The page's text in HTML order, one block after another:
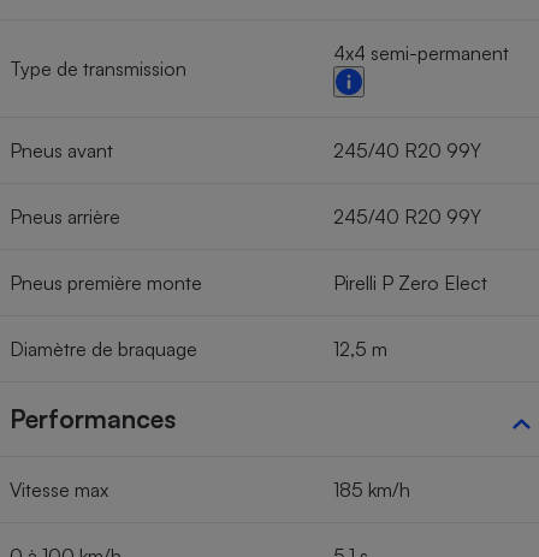
Type de transmission
4x4 semi-permanent
Pneus avant 245/40 R20 99Y
Pneus arrière 245/40 R20 99Y
Pneus première monte Pirelli P Zero Elect
Diamètre de braquage 12,5 m
Performances
Vitesse max 185 km/h